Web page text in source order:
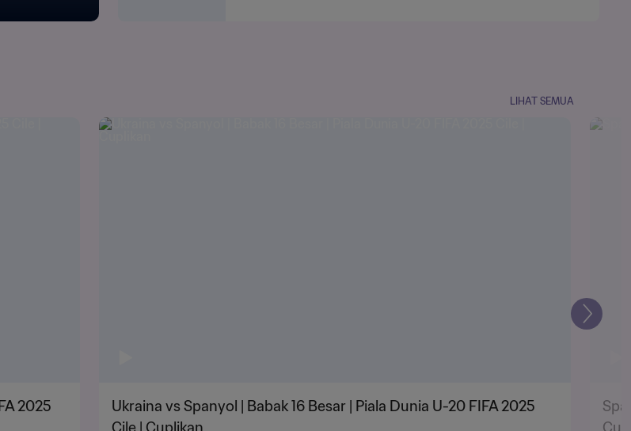
LIHAT SEMUA
2025
Ukraina vs Spanyol | Babak 16 Besar | Piala Dunia U-20 FIFA 2025